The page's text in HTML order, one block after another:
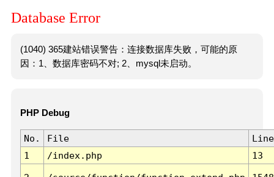
Database Error
(1040) 365建站错误警告：连接数据库失败，可能的原
因：1、数据库密码不对; 2、mysql未启动。
PHP Debug
No. File
Line
1
/index.php 13